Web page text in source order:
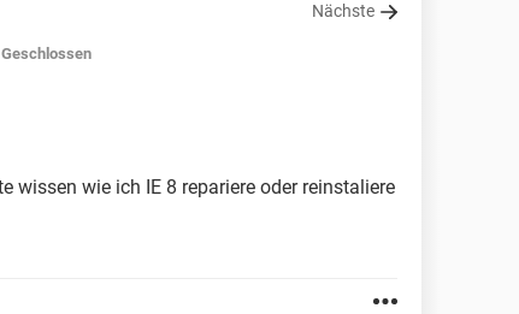
Nächste
Geschlossen
wissen wie ich IE 8 repariere oder reinstaliere